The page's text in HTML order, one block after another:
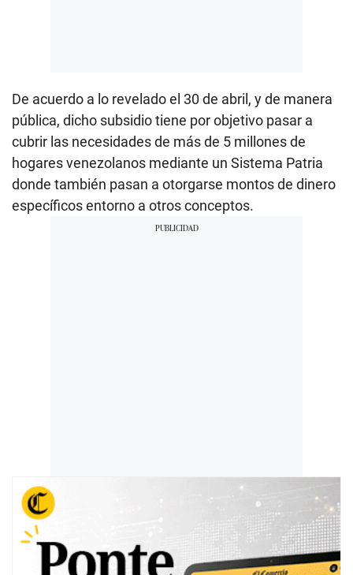
De acuerdo a lo revelado el 30 de abril, y de manera
pública, dicho subsidio tiene por objetivo pasar a
cubrir las necesidades de más de 5 millones de
hogares venezolanos mediante un Sistema Patria
donde también pasan a otorgarse montos de dinero
específicos entorno a otros conceptos.